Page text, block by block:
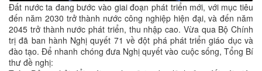
Đất nước ta đang bước vào giai đoạn phát triển mới, với mục tiêu
đến năm 2030 trở thành nước công nghiệp hiện đại, và đến năm
2045 trở thành nước phát triển, thu nhập cao. Vừa qua Bộ Chính
trị đã ban hành Nghị quyết 71 về đột phá phát triển giáo dục và
đào tạo. Để nhanh chóng đưa Nghị quyết vào cuộc sống, Tổng Bí
thư đề nghị: